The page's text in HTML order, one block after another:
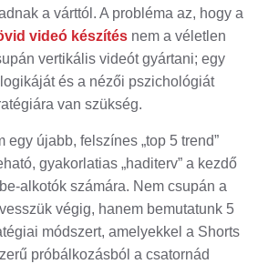
a várttól. A probléma az, hogy a
videó készítés nem a véletlen
vertikális videót gyártani; egy
és a nézői pszichológiát
van szükség.
egy újabb, felszínes „top 5 trend”
gyakorlatias „haditerv” a kezdő
alkotók számára. Nem csupán a
végig, hanem bemutatunk 5
módszert, amelyekkel a Shorts
próbálkozásból a csatornád